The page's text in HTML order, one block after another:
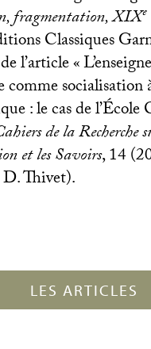
fragmentation,XIXe
Classiques
l’article «
socialisation
: le cas de l’École
de la Recherche
et les Savoirs, 14
Thivet).
LES ARTICLES